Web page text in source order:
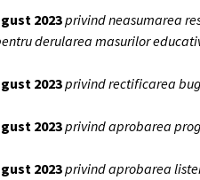
2023privind neasumarea
derularea masurilor
2023privind rectificarea
2023privind aprobarea
2023privind aprobarea